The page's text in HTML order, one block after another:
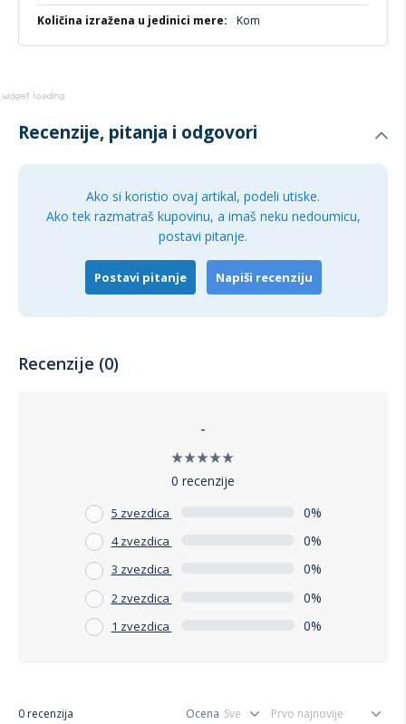
Kom
Recenzije, pitanja i odgovori
Ako si koristio ovaj artikal, podeli utiske.
Ako tek razmatraš kupovinu, a imaš neku nedoumicu,
postavi pitanje.
Postavi pitanje Napiši recenziju
Recenzije (0)
-
0 recenzije
5 zvezdica 0%
4 zvezdica 0%
3 zvezdica 0%
2 zvezdica 0%
1 zvezdica 0%
0 recenzija Ocena